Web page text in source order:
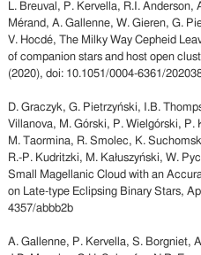
L. Breuval, P. Kervella, R.I. Anderson,
Mérand, A. Gallenne, W. Gieren, G.
V. Hocdé, The Milky Way Cepheid
of companion stars and host open
(2020), doi: 10.1051/0004-6361/
D. Graczyk, G. Pietrzyński, I.B.
Villanova, M. Górski, P. Wielgórski,
M. Taormina, R. Smolec, K.
R.-P. Kudritzki, M. Kałuszyński, W.
Small Magellanic Cloud with an
on Late-type Eclipsing Binary Stars,
4357/abbb2b
A. Gallenne, P. Kervella, S. Borgniet,